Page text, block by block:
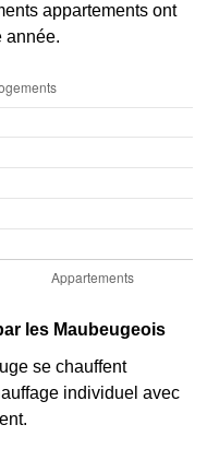
appartements ont
année.
les Maubeugeois
se chauffent
individuel avec